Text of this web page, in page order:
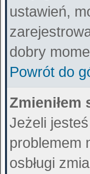
ustawień,
dobry
Powrót do
Zmieniłem
Jeżeli
problemem
osbługi